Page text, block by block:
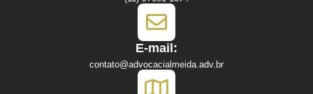
E-mail:
contato@advocacialmeida.adv.br